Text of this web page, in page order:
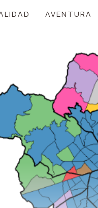
AVENTURA